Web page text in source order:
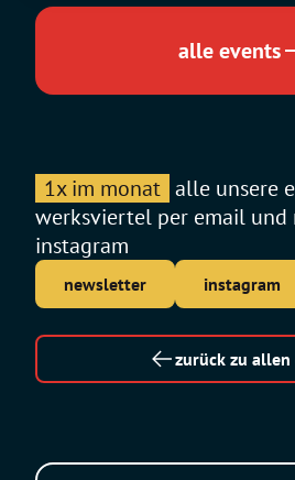
alle events
1x im monat alle unsere
werksviertel per email und
instagram
newsletter instagram
zurück zu allen